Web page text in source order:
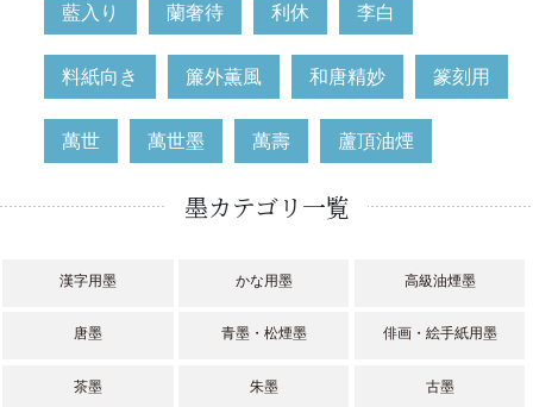
藍入り 蘭奢待 利休 李白
料紙向き 簾外薫風 和唐精妙 篆刻用
萬世 萬世墨 萬壽 蘆頂油煙
墨カテゴリ一覧
漢字用墨 かな用墨 高級油煙墨
唐墨 青墨・松煙墨 俳画・絵手紙用墨
茶墨 朱墨 古墨